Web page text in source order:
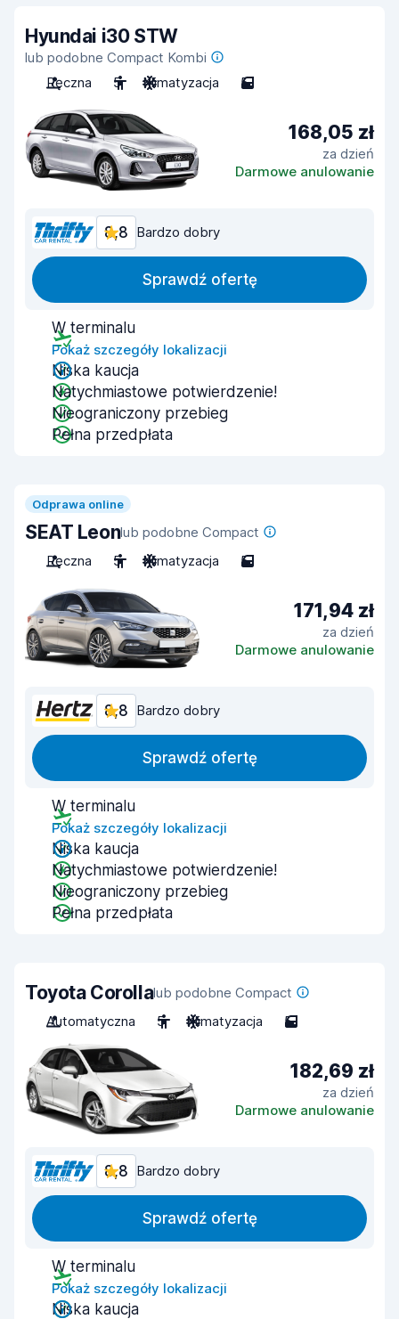
Hyundai i30 STW
lub podobne Compact Kombi
Ręczna
5 Klimatyzacja 5
168,05 zł
za dzień
Darmowe anulowanie
8,8 Bardzo dobry
Sprawdź ofertę
W terminalu
Pokaż szczegóły lokalizacji
Niska kaucja
Natychmiastowe potwierdzenie!
Nieograniczony przebieg
Pełna przedpłata
Odprawa online
SEAT Leonlub podobne Compact
Ręczna
5 Klimatyzacja 5
171,94 zł
za dzień
Darmowe anulowanie
8,8 Bardzo dobry
Sprawdź ofertę
W terminalu
Pokaż szczegóły lokalizacji
Niska kaucja
Natychmiastowe potwierdzenie!
Nieograniczony przebieg
Pełna przedpłata
Toyota Corollalub podobne Compact
Automatyczna
5 Klimatyzacja 5
182,69 zł
za dzień
Darmowe anulowanie
8,8 Bardzo dobry
Sprawdź ofertę
W terminalu
Pokaż szczegóły lokalizacji
Niska kaucja